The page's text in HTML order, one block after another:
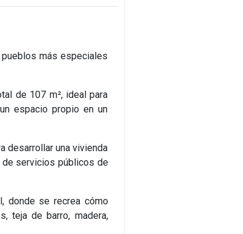
pueblos más especiales
de 107 m², ideal para
espacio propio en un
desarrollar una vivienda
de servicios públicos de
donde se recrea cómo
teja de barro, madera,